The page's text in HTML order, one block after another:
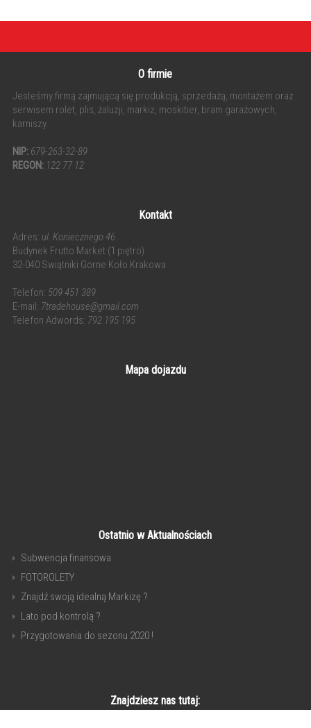
O firmie
Jesteśmy firmą zajmującą się produkcją, sprzedażą, montażem oraz
serwisem rolet, plis, żaluzji, markiz, moskitier, bram garażowych,
karniszy.
NIP: 679-263-32-89
REGON: 122 77 12
Kontakt
Adres: ul. Koniecznego 46
Budynek Frutto Market (1 piętro)
32-040 Swiątniki Gorne Koło Krakowa
Telefon: 509 451 389
E-mail: 7tradehouse@gmail.com
Telefon Adwords: 792 195 195
Mapa dojazdu
Ostatnio w Aktualnościach
Subwencja finansowa
FOTOROLETY
Znajdź swoją idealną Markizę ?
Lato pod kontrolą ?
Przygotowania do sezonu 2020 !
Znajdziesz nas tutaj: